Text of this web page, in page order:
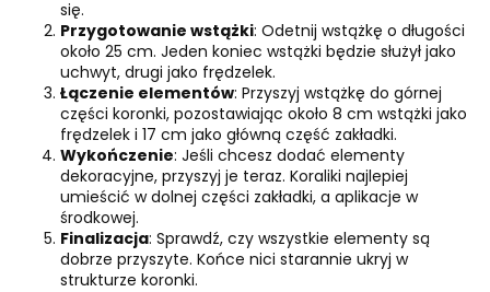
się.
Przygotowanie wstążki: Odetnij wstążkę o długości
około 25 cm. Jeden koniec wstążki będzie służył jako
uchwyt, drugi jako frędzelek.
Łączenie elementów: Przyszyj wstążkę do górnej
części koronki, pozostawiając około 8 cm wstążki jako
frędzelek i 17 cm jako główną część zakładki.
Wykończenie: Jeśli chcesz dodać elementy
dekoracyjne, przyszyj je teraz. Koraliki najlepiej
umieścić w dolnej części zakładki, a aplikacje w
środkowej.
Finalizacja: Sprawdź, czy wszystkie elementy są
dobrze przyszyte. Końce nici starannie ukryj w
strukturze koronki.